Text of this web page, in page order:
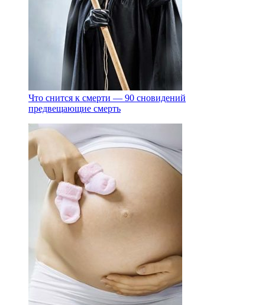
Что снится к смерти — 90 сновидений
предвещающие смерть